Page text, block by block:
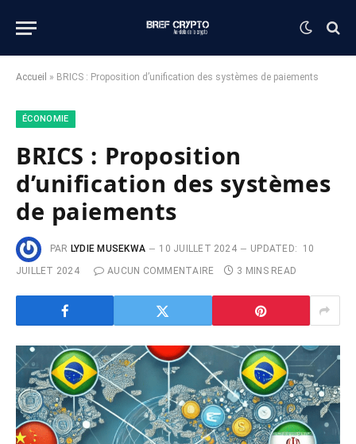
Accueil » BRICS : Proposition d’unification des systèmes de paiements
ÉCONOMIE
BRICS : Proposition
d’unification des systèmes
de paiements
PAR LYDIE MUSEKWA 10 JUILLET 2024 UPDATED:
10
JUILLET 2024
AUCUN COMMENTAIRE 3 MINS READ